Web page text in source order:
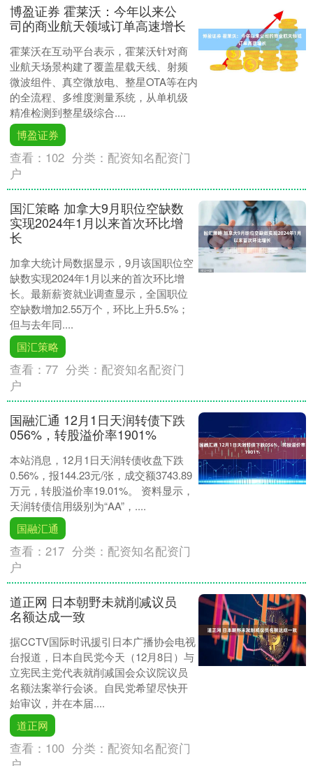
博盈证券 霍莱沃：今年以来公
司的商业航天领域订单高速增长
霍莱沃在互动平台表示，霍莱沃针对商
业航天场景构建了覆盖星载天线、射频
微波组件、真空微放电、整星OTA等在内
的全流程、多维度测量系统，从单机级
精准检测到整星级综合....
博盈证券
查看： 102 分类： 配资知名配资门
户
国汇策略 加拿大9月职位空缺数
实现2024年1月以来首次环比增
长
加拿大统计局数据显示，9月该国职位空
缺数实现2024年1月以来的首次环比增
长。最新薪资就业调查显示，全国职位
空缺数增加2.55万个，环比上升5.5%；
但与去年同....
国汇策略
查看：77 分类： 配资知名配资门
户
国融汇通 12月1日天润转债下跌
056%，转股溢价率1901%
本站消息，12月1日天润转债收盘下跌
0.56%，报144.23元/张，成交额3743.89
万元，转股溢价率19.01%。 资料显示，
天润转债信用级别为“AA”，....
国融汇通
查看：217 分类： 配资知名配资门
户
道正网 日本朝野未就削减议员
名额达成一致
据CCTV国际时讯援引日本广播协会电视
台报道，日本自民党今天（12月8日）与
立宪民主党代表就削减国会众议院议员
名额法案举行会谈。自民党希望尽快开
始审议，并在本届....
道正网
查看： 100 分类： 配资知名配资门